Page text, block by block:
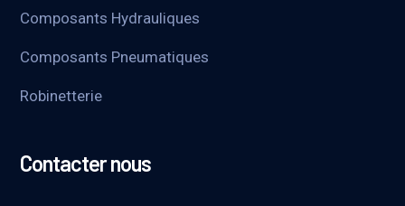
Composants Hydrauliques
Composants Pneumatiques
Robinetterie
Contacter nous